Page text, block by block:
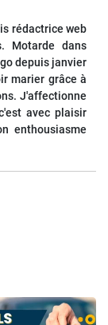
rédactrice web
Motarde dans
depuis janvier
marier grâce à
J'affectionne
avec plaisir
enthousiasme